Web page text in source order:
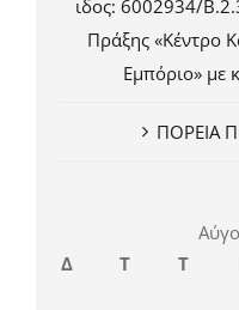
ιδος: 6002934/
Πράξης «Κέντρο
Εμπόριο»
ΠΟΡΕΙΑ
Δ
Τ Τ